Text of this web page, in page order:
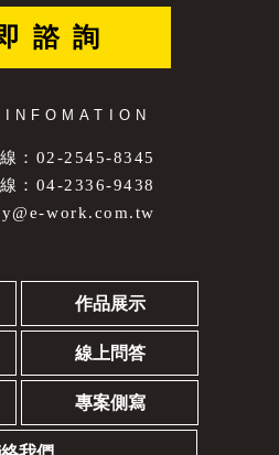
諮詢
INFOMATION
：02-2545-8345
：04-2336-9438
work.com.tw
作品展示
線上問答
專案側寫